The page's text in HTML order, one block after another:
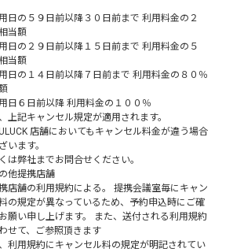
日の５９日前以降３０日前まで 利用料金の２
当額
日の２９日前以降１５日前まで 利用料金の５
当額
日の１４日前以降７日前まで 利用料金の８０％
日６日前以降 利用料金の１００％
上記キャンセル規定が適用されます。
店舗においてもキャンセル料金が違う場合
います。
は弊社までお問合せください。
他提携店舗
店舗の利用規約による。 提携会議室毎にキャン
の規定が異なっているため、予約申込時にご確
願い申し上げます。 また、送付される利用規約
せて、ご参照頂きます
利用規約にキャンセル料の規定が明記されてい